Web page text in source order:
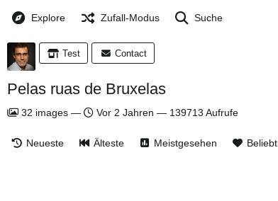
Explore Zufall-Modus Suche
Test Contact
Pelas ruas de Bruxelas
32 images — Vor 2 Jahren — 139713 Aufrufe
Neueste Älteste Meistgesehen Beliebt